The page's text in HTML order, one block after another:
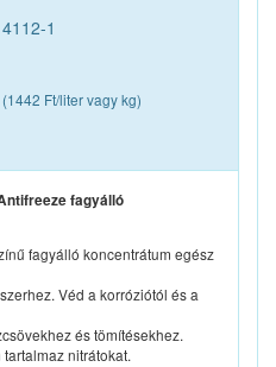
4112-1
(1442 Ft/liter vagy kg)
fagyálló
fagyálló koncentrátum egész
Véd a korróziótól és a
és tömítésekhez.
nitrátokat.